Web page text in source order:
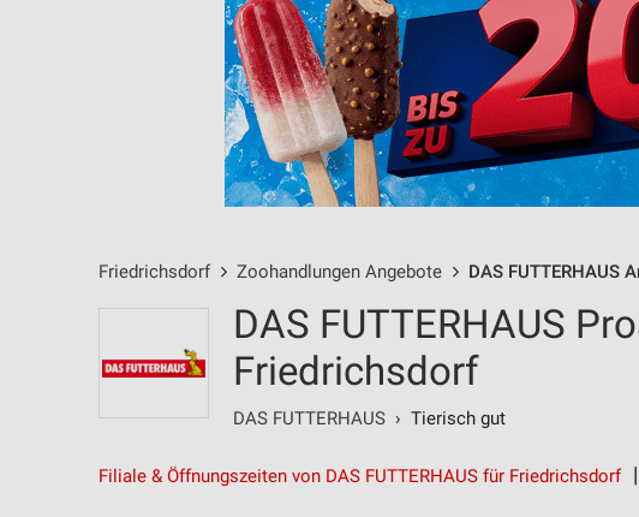
Friedrichsdorf Zoohandlungen Angebote DAS FUTTERHAUS
DAS FUTTERHAUS
Friedrichsdorf
DAS FUTTERHAUS › Tierisch gut
Filiale & Öffnungszeiten von DAS FUTTERHAUS für Friedrichsdorf